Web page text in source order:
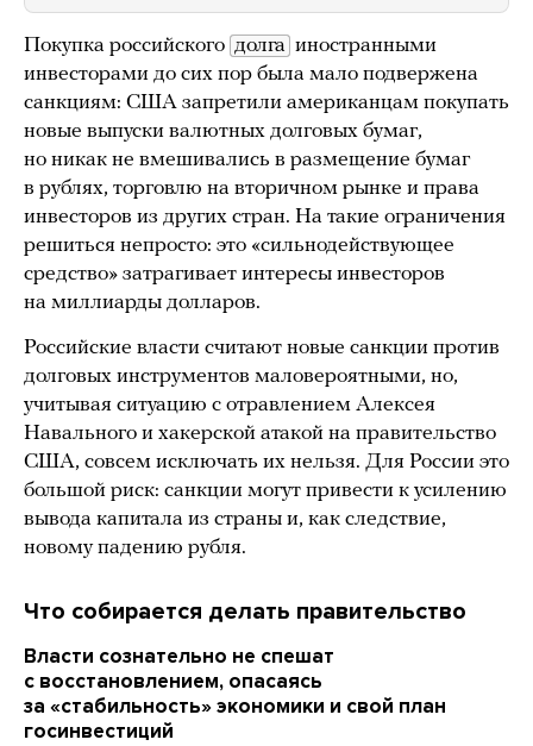
Покупка российского долга иностранными
инвесторами до сих пор была мало подвержена
санкциям: США запретили американцам покупать
новые выпуски валютных долговых бумаг,
но никак не вмешивались в размещение бумаг
в рублях, торговлю на вторичном рынке и права
инвесторов из других стран. На такие ограничения
решиться непросто: это «сильнодействующее
средство» затрагивает интересы инвесторов
на миллиарды долларов.
Российские власти считают новые санкции против
долговых инструментов маловероятными, но,
учитывая ситуацию с отравлением Алексея
Навального и хакерской атакой на правительство
США, совсем исключать их нельзя. Для России это
большой риск: санкции могут привести к усилению
вывода капитала из страны и, как следствие,
новому падению рубля.
Что собирается делать правительство
Власти сознательно не спешат
с восстановлением, опасаясь
за «стабильность» экономики и свой план
госинвестиций